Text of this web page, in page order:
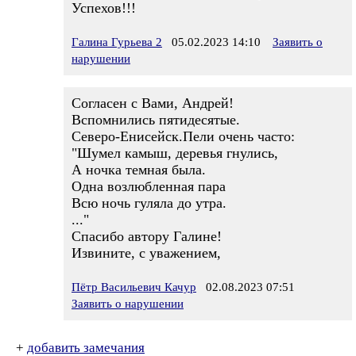
Успехов!!!
Галина Гурьева 2 05.02.2023 14:10
Заявить о
нарушении
Согласен с Вами, Андрей!
Вспомнились пятидесятые.
Северо-Енисейск.Пели очень часто:
"Шумел камыш, деревья гнулись,
А ночка темная была.
Одна возлюбленная пара
Всю ночь гуляла до утра.
..."
Спасибо автору Галине!
Извините, с уважением,
Пётр Васильевич Качур 02.08.2023 07:51
Заявить о нарушении
+ добавить замечания